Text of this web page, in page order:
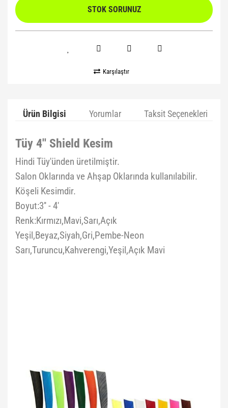
STOK SORUNUZ
Karşılaştır
Ürün Bilgisi Yorumlar Taksit Seçenekleri
Tüy 4'' Shield Kesim
Hindi Tüy'ünden üretilmiştir.
Salon Oklarında ve Ahşap Oklarında kullanılabilir.
Köşeli Kesimdir.
Boyut:3'' - 4'
Renk:Kırmızı,Mavi,Sarı,Açık
Yeşil,Beyaz,Siyah,Gri,Pembe-Neon
Sarı,Turuncu,Kahverengi,Yeşil,Açık Mavi